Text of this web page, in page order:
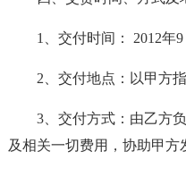
1、交付时间： 2012年
2、交付地点：以甲方
3、交付方式：由乙方
及相关一切费用，协助甲方